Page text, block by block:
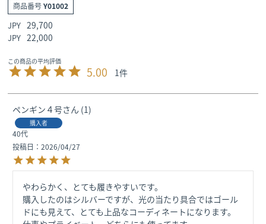
商品番号 Y01002
29,700
22,000
5.00 1
ペンギン４号 1
購入者
40代
投稿日
2026/04/27
やわらかく、とても履きやすいです。
購入したのはシルバーですが、光の当たり具合ではゴール
ドにも見えて、とても上品なコーディネートになります。